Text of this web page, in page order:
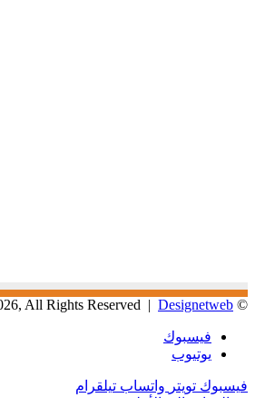
© Copyright 2026, All Rights Reserved |
Designetweb
فيسبوك
يوتيوب
فيسبوك تويتر واتساب تيلقرام